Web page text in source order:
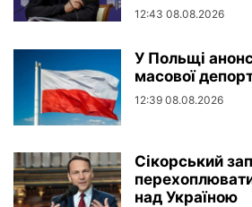
12:43 08.08.2026
У Польщі
масової
12:39 08.08.2026
Сікорський
над Україною